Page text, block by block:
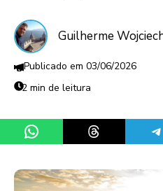
Guilherme
03/06/2026
2 min de leitura
Share on WhatsApp
Share on